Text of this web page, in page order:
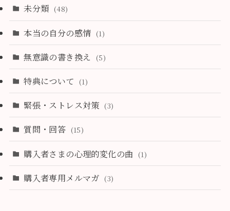
未分類 (48)
本当の自分の感情 (1)
無意識の書き換え (5)
特典について (1)
緊張・ストレス対策 (3)
質問・回答 (15)
購入者さまの心理的変化の曲 (1)
購入者専用メルマガ (3)